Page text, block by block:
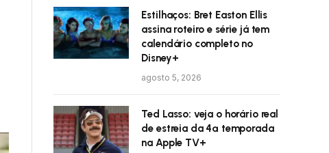
Estilhaços: Bret Easton Ellis
assina roteiro e série já tem
calendário completo no
Disney+
agosto 5, 2026
Ted Lasso: veja o horário real
de estreia da 4ª temporada
na Apple TV+